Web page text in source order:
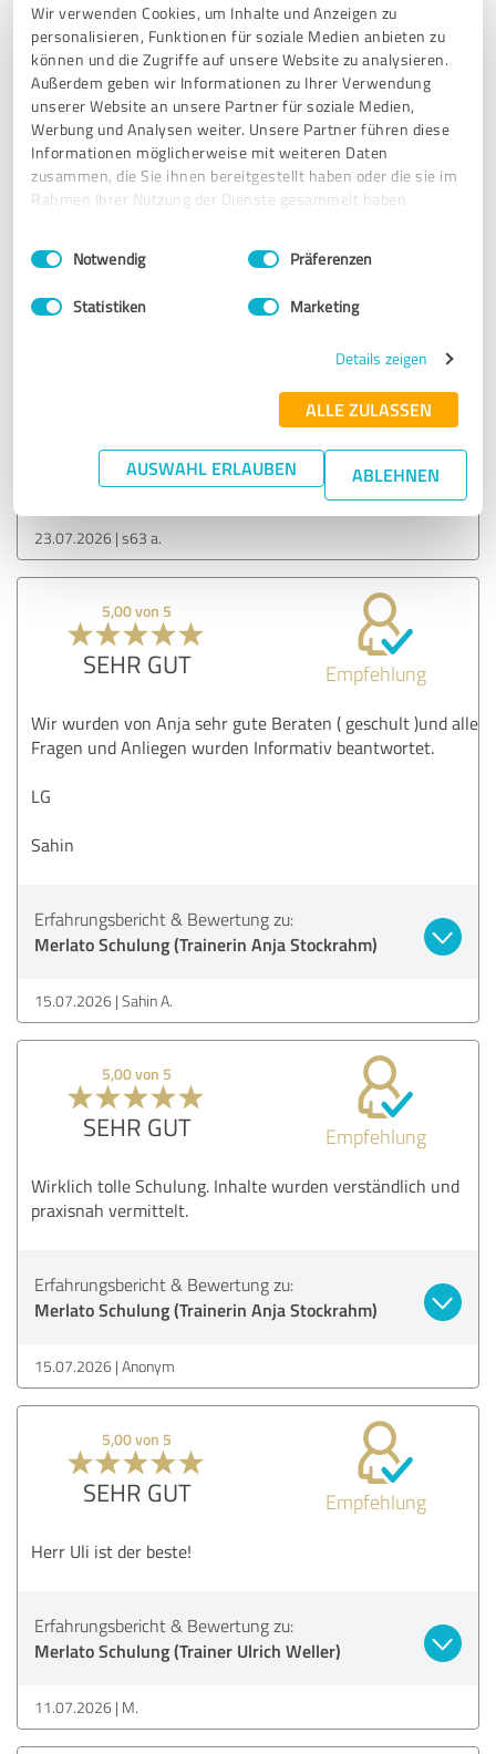
Wir verwenden Cookies, um Inhalte und Anzeigen zu
personalisieren, Funktionen für soziale Medien anbieten zu
können und die Zugriffe auf unsere Website zu analysieren.
Außerdem geben wir Informationen zu Ihrer Verwendung
unserer Website an unsere Partner für soziale Medien,
Werbung und Analysen weiter. Unsere Partner führen diese
Informationen möglicherweise mit weiteren Daten
zusammen, die Sie ihnen bereitgestellt haben oder die sie im
Rahmen Ihrer Nutzung der Dienste gesammelt haben.
Impressum Datenschutzbestimmungen
Einwilligungsauswahl
Notwendig Präferenzen
Statistiken Marketing
Details zeigen
ALLE ZULASSEN
AUSWAHL ERLAUBEN ABLEHNEN
Super schöner Schulungstag .
Erfahrungsbericht & Bewertung zu:
Merlato Schulung (Trainer Ulrich Weller)
23.07.2026 M.
5,00 von 5
SEHR GUT
Erfahrungsbericht & Bewertung zu:
Merlato Schulung (Trainer Ulrich Weller)
23.07.2026 s63 a.
5,00 von 5
SEHR GUT Empfehlung
Wir wurden von Anja sehr gute Beraten ( geschult )und alle
Fragen und Anliegen wurden Informativ beantwortet.
LG
Sahin
Erfahrungsbericht & Bewertung zu:
Merlato Schulung (Trainerin Anja Stockrahm)
15.07.2026 Sahin A.
5,00 von 5
SEHR GUT Empfehlung
Wirklich tolle Schulung. Inhalte wurden verständlich und
praxisnah vermittelt.
Erfahrungsbericht & Bewertung zu:
Merlato Schulung (Trainerin Anja Stockrahm)
15.07.2026 Anonym
5,00 von 5
SEHR GUT Empfehlung
Herr Uli ist der beste!
Erfahrungsbericht & Bewertung zu:
Merlato Schulung (Trainer Ulrich Weller)
11.07.2026 M.